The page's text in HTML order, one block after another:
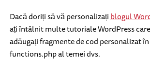
Dacă doriți să vă personalizațiblogul
ați întâlnit multe tutoriale WordPress
adăugați fragmente de cod personalizat
functions.php al temei dvs.